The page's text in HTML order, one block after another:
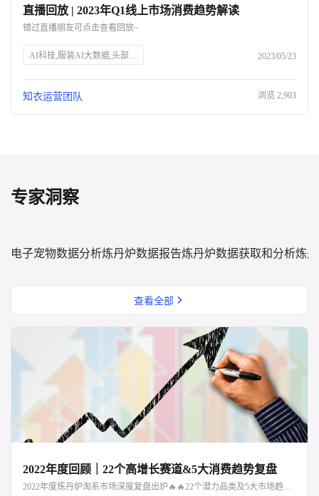
直播回放 | 2023年Q1线上市场消费趋势解读
错过直播朋友可点击查看回放~
AI科技,服装AI大数据,头部企业,知衣科技,官网SEO 2023/05/23
知衣运营团队 浏览 2,903
专家洞察
电子宠物数据分析炼丹炉数据报告炼丹炉数据获取和分析炼
查看全部
2022年度回顾｜22个高增长赛道&5大消费趋势复盘
2022年度炼丹炉淘系市场深度复盘出炉🔥🔥22个潜力品类及5大市场趋势解读，点击文章阅读～